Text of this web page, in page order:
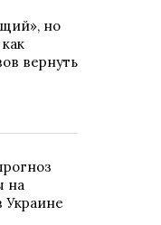
но
вернуть
на
Украине